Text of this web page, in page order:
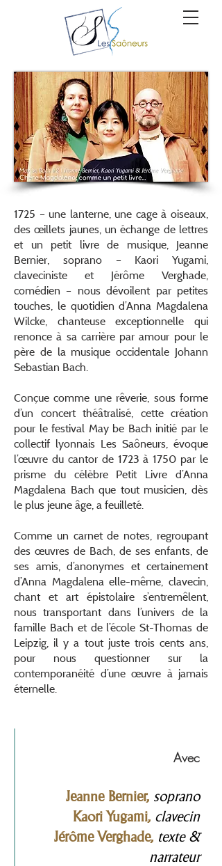
1725 – une lanterne, une cage à oiseaux,
des œillets jaunes, un échange de lettres
et un petit livre de musique, Jeanne
Bernier, soprano – Kaori Yugami,
claveciniste et Jérôme Verghade,
comédien – nous dévoilent par petites
touches, le quotidien d’Anna Magdalena
Wilcke, chanteuse exceptionnelle qui
renonce à sa carrière par amour pour le
père de la musique occidentale Johann
Sebastian Bach.
Conçue comme une rêverie, sous forme
d’un concert théâtralisé, cette création
pour le festival May be Bach initié par le
collectif lyonnais Les Saôneurs, évoque
l’œuvre du cantor de 1723 à 1750 par le
prisme du célèbre Petit Livre d’Anna
Magdalena Bach que tout musicien, dès
le plus jeune âge, a feuilleté.
Comme un carnet de notes, regroupant
des œuvres de Bach, de ses enfants, de
ses amis, d’anonymes et certainement
d’Anna Magdalena elle-même, clavecin,
chant et art épistolaire s’entremêlent,
nous transportant dans l’univers de la
famille Bach et de l’école St-Thomas de
Leipzig, il y a tout juste trois cents ans,
pour nous questionner sur la
contemporanéité d’une œuvre à jamais
éternelle.
Avec
Jeanne Bernier, soprano
Kaori Yugami, clavecin
Jérôme Verghade, texte &
narrateur